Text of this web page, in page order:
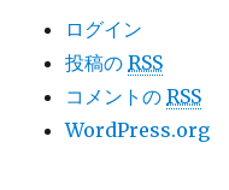
ログイン
投稿のRSS
コメントのRSS
WordPress.org